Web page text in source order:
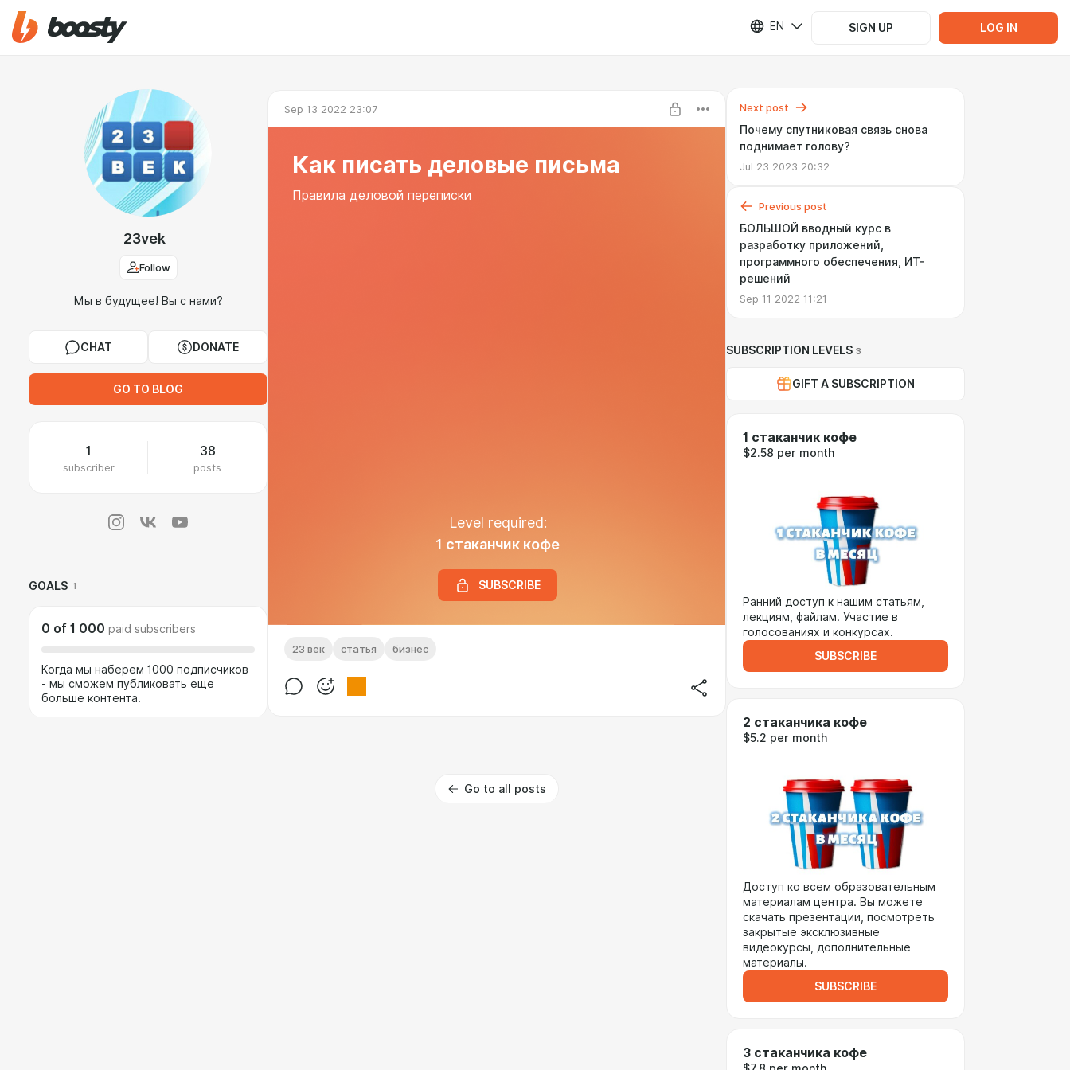
EN SIGN UP LOG IN
23vek
Follow
Мы в будущее! Вы с нами?
CHAT DONATE
GO TO BLOG
1
subscriber
38
posts
GOALS 1
0 of 1 000 paid subscribers
Когда мы наберем 1000 подписчиков
- мы сможем публиковать еще
больше контента.
Sep 13 2022 23:07
Как писать деловые письма
Правила деловой переписки
Level required:
1 стаканчик кофе
SUBSCRIBE
23 век статья бизнес
Go to all posts
Next post
Почему спутниковая связь снова
поднимает голову?
Jul 23 2023 20:32
Previous post
БОЛЬШОЙ вводный курс в
разработку приложений,
программного обеспечения, ИТ-
решений
Sep 11 2022 11:21
SUBSCRIPTION LEVELS 3
GIFT A SUBSCRIPTION
1 стаканчик кофе
$2.58 per month
Ранний доступ к нашим статьям,
лекциям, файлам. Участие в
голосованиях и конкурсах.
SUBSCRIBE
2 стаканчика кофе
$5.2 per month
Доступ ко всем образовательным
материалам центра. Вы можете
скачать презентации, посмотреть
закрытые эксклюзивные
видеокурсы, дополнительные
материалы.
SUBSCRIBE
3 стаканчика кофе